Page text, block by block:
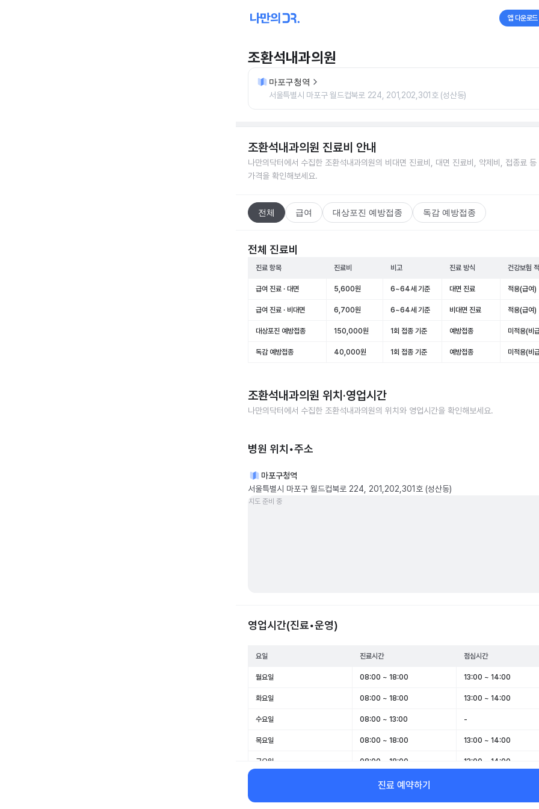
앱 다운로드
조환석내과의원
마포구청역
서울특별시 마포구 월드컵북로 224, 201,202,301호 (성산동)
조환석내과의원 진료비 안내
나만의닥터에서 수집한 조환석내과의원의 비대면 진료비, 대면 진료비, 약제비, 접종료 등
가격을 확인해보세요.
전체 급여 대상포진 예방접종 독감 예방접종
전체 진료비
진료 항목 진료비 비고 진료 방식 건강보험
급여 진료 · 대면 5,600원 6~64세 기준 대면 진료 적용(급여)
급여 진료 · 비대면 6,700원 6~64세 기준 비대면 진료 적용(급여)
대상포진 예방접종 150,000원 1회 접종 기준 예방접종 미적용(비
독감 예방접종 40,000원 1회 접종 기준 예방접종 미적용(비
조환석내과의원 위치·영업시간
나만의닥터에서 수집한 조환석내과의원의 위치와 영업시간을 확인해보세요.
병원 위치•주소
마포구청역
서울특별시 마포구 월드컵북로 224, 201,202,301호 (성산동)
지도 준비 중
영업시간(진료•운영)
요일 진료시간 점심시간
월요일 08:00 ~ 18:00 13:00 ~ 14:00
화요일 08:00 ~ 18:00 13:00 ~ 14:00
수요일 08:00 ~ 13:00 -
목요일 08:00 ~ 18:00 13:00 ~ 14:00
금요일 08:00 ~ 18:00 13:00 ~ 14:00
08:00 ~ 13:00
일요일 휴무 -
진료 예약하기